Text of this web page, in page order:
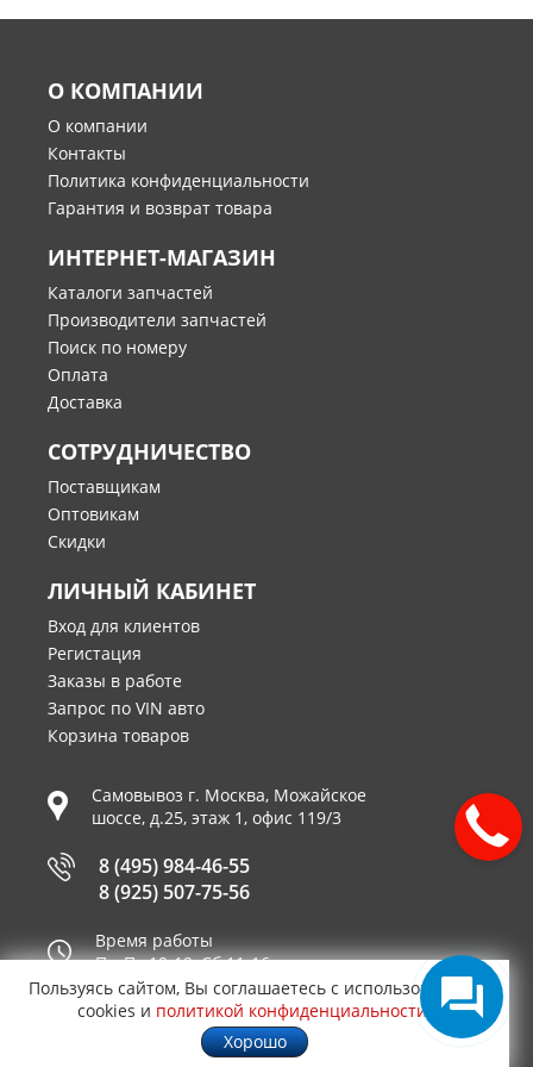
О КОМПАНИИ
О компании
Контакты
Политика конфиденциальности
Гарантия и возврат товара
ИНТЕРНЕТ-МАГАЗИН
Каталоги запчастей
Производители запчастей
Поиск по номеру
Оплата
Доставка
СОТРУДНИЧЕСТВО
Поставщикам
Оптовикам
Скидки
ЛИЧНЫЙ КАБИНЕТ
Вход для клиентов
Регистация
Заказы в работе
Запрос по VIN авто
Корзина товаров
Самовывоз г. Москва, Можайское
шоссе, д.25, этаж 1, офис 119/3
8 (495) 984-46-55
8 (925) 507-75-56
Время работы
Пн-Пт 10-19, Сб 11-16
Принимаем к оплате
Пользуясь сайтом, Вы соглашаетесь с использованием
cookies и политикой конфиденциальности
Хорошо